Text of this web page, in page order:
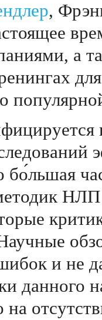
,
а
бо́льшая
и не
данного
на